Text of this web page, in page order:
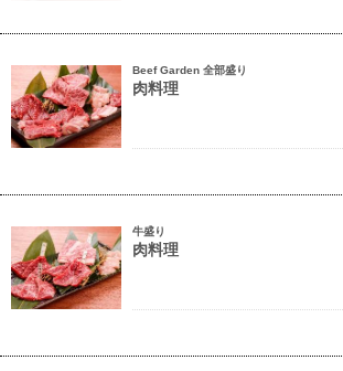
Beef Garden 全部盛り
肉料理
牛盛り
肉料理